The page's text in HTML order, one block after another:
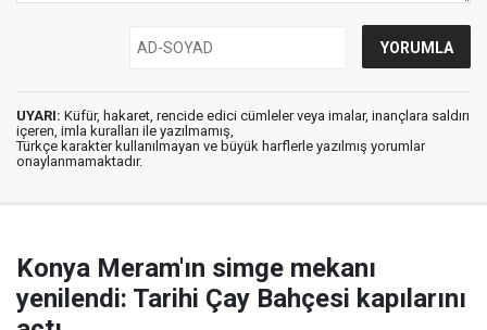
UYARI: Küfür, hakaret, rencide edici cümleler veya imalar, inançlara saldırı
içeren, imla kuralları ile yazılmamış,
Türkçe karakter kullanılmayan ve büyük harflerle yazılmış yorumlar
onaylanmamaktadır.
Konya Meram'ın simge mekanı
yenilendi: Tarihi Çay Bahçesi kapılarını